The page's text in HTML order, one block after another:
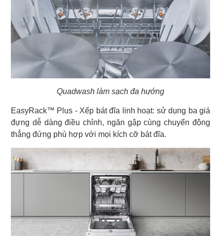
Quadwash làm sạch đa hướng
EasyRack™ Plus - Xếp bát đĩa linh hoạt: sử dụng ba giá
đựng dễ dàng điều chỉnh, ngăn gập cùng chuyển động
thẳng đứng phù hợp với mọi kích cỡ bát đĩa.